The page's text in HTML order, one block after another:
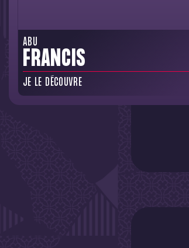
ABU
FRANCIS
JE LE DÉCOUVRE